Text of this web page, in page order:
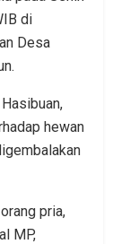
di
Desa
hewan
pria,
MP,